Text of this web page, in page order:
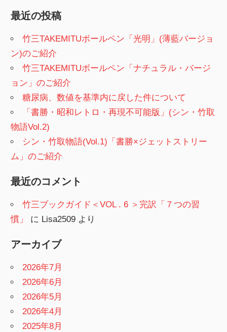
最近の投稿
竹三TAKEMITUボールペン「光明」(薄藍バージョ
ン)のご紹介
竹三TAKEMITUボールペン「ナチュラル・バージ
ョン」のご紹介
糖尿病、数値を基準内に戻した件について
「書勝・昭和レトロ・再現不可能版」(シン・竹取
物語Vol.2)
シン・竹取物語(Vol.1)「書勝×ジェットストリー
ム」のご紹介
最近のコメント
竹三ブックガイド＜VOL . 6 ＞完訳「７つの習
慣」
に Lisa2509 より
アーカイブ
2026年7月
2026年6月
2026年5月
2026年4月
2025年8月